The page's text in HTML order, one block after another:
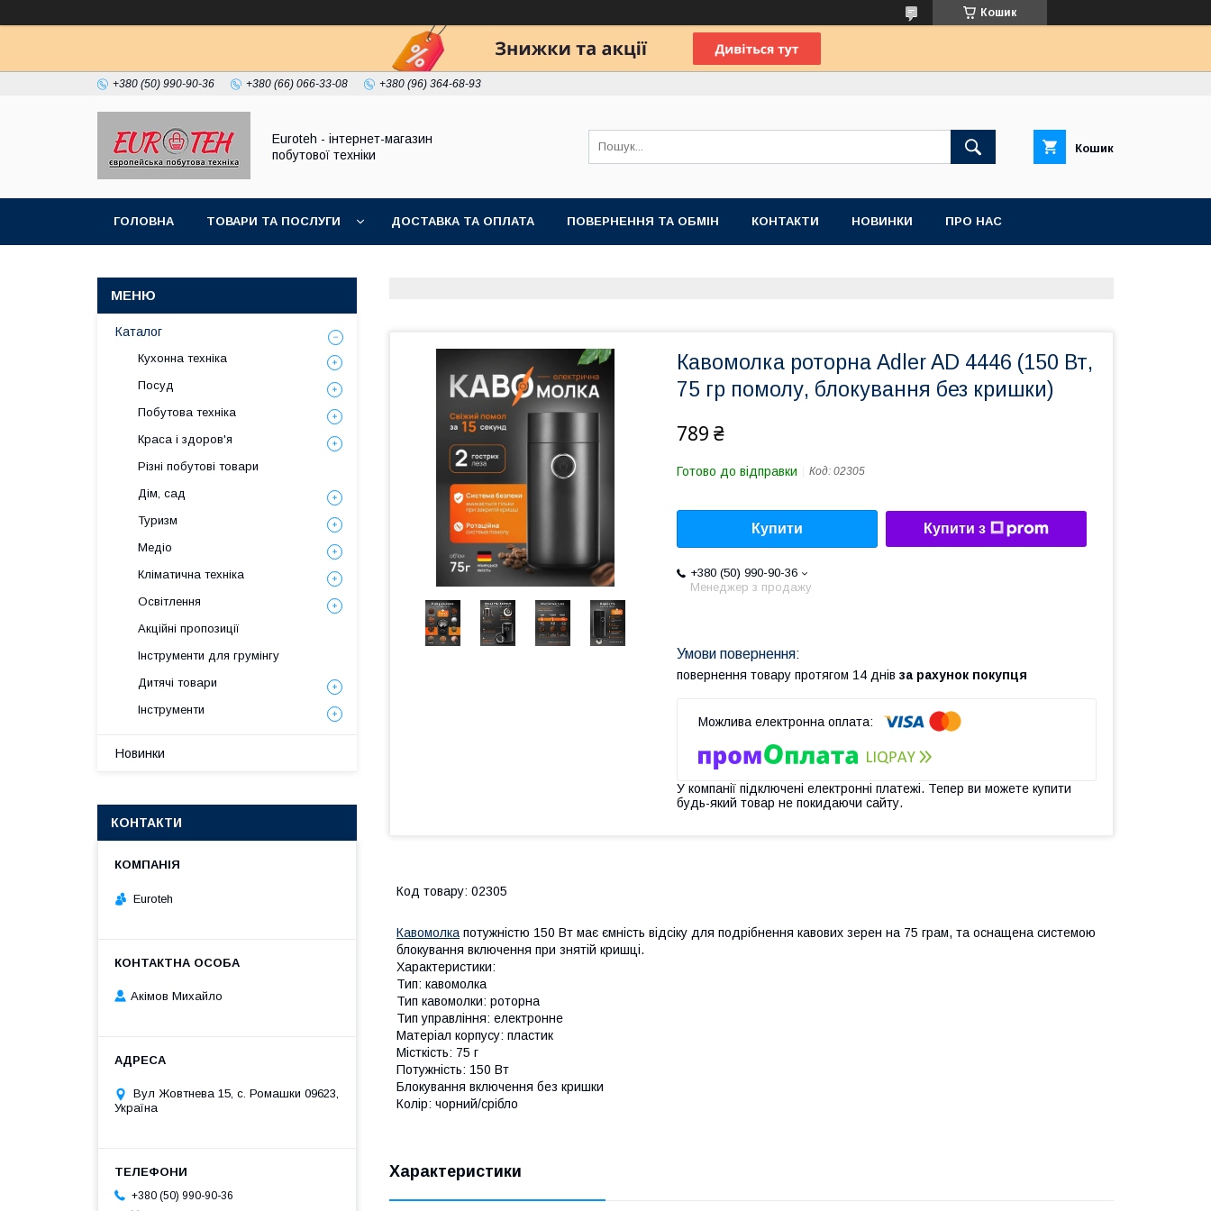
Кошик
+380 (50) 990-90-36 +380 (66) 066-33-08 +380 (96) 364-68-93
Euroteh - інтернет-магазин
побутової техніки
Кошик
ГОЛОВНА ТОВАРИ ТА ПОСЛУГИ ДОСТАВКА ТА ОПЛАТА ПОВЕРНЕННЯ ТА ОБМІН КОНТАКТИ НОВИНКИ ПРО НАС
Кавомолка роторна Adler AD 4446 (150 Вт,
75 гр помолу, блокування без кришки)
789 ₴
Готово до відправки Код: 02305
Купити Купити з
+380 (50) 990-90-36
Менеджер з продажу
повернення товару протягом 14 днів за рахунок покупця
У компанії підключені електронні платежі. Тепер ви можете купити
будь-який товар не покидаючи сайту.
Код товару: 02305
Кавомолка потужністю 150 Вт має ємність відсіку для подрібнення кавових зерен на 75 грам, та оснащена системою
блокування включення при знятій кришці.
Характеристики:
Тип: кавомолка
Тип кавомолки: роторна
Тип управління: електронне
Матеріал корпусу: пластик
Місткість: 75 г
Потужність: 150 Вт
Блокування включення без кришки
Колір: чорний/срібло
Характеристики
Каталог
Кухонна техніка
Посуд
Побутова техніка
Краса і здоров'я
Різні побутові товари
Дім, сад
Туризм
Медіо
Кліматична техніка
Освітлення
Акційні пропозиції
Інструменти для грумінгу
Дитячі товари
Інструменти
Новинки
КОНТАКТИ
Euroteh
Акімов Михайло
Вул Жовтнева 15, с. Ромашки 09623,
Україна
+380 (50) 990-90-36